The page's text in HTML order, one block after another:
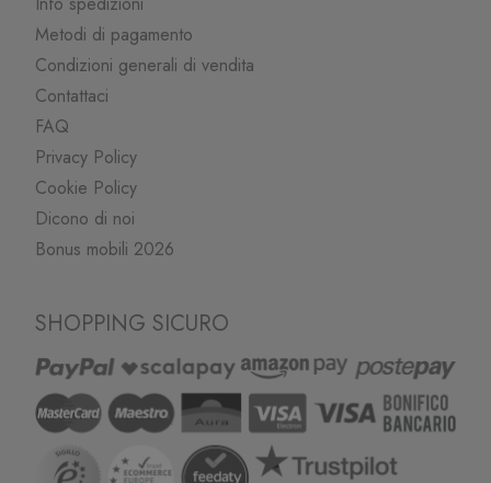
Metodi di pagamento
Condizioni generali di vendita
Contattaci
FAQ
Privacy Policy
Cookie Policy
Dicono di noi
Bonus mobili 2026
SHOPPING SICURO